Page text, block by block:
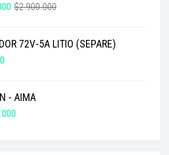
$2.900.000EL
ERA:
EL
ES:
72V-5A LITIO (SEPARE)
- AIMA